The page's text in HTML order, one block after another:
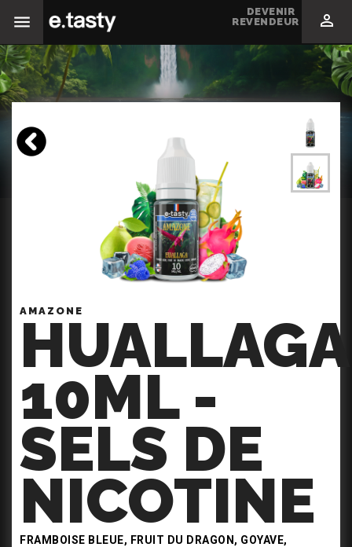
DEVENIR
REVENDEUR

AMAZONE
HUALLAGA
10ML -
SELS DE
NICOTINE
FRAMBOISE BLEUE, FRUIT DU DRAGON, GOYAVE,